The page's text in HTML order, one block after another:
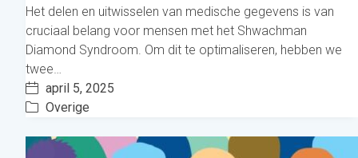
Het delen en uitwisselen van medische gegevens is van
cruciaal belang voor mensen met het Shwachman
Diamond Syndroom. Om dit te optimaliseren, hebben we
twee…
april 5, 2025
Overige